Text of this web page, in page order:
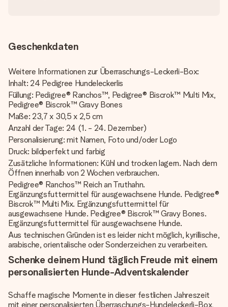
Geschenkdaten
Weitere Informationen zur Überraschungs-Leckerli-Box:
Inhalt: 24 Pedigree Hundeleckerlis
Füllung: Pedigree® Ranchos™, Pedigree® Biscrok™ Multi Mix,
Pedigree® Biscrok™ Gravy Bones
Maße: 23,7 x 30,5 x 2,5 cm
Anzahl der Tage: 24 (1. - 24. Dezember)
Personalisierung: mit Namen, Foto und/oder Logo
Druck: bildperfekt und farbig
Zusätzliche Informationen: Kühl und trocken lagern. Nach dem
Öffnen innerhalb von 2 Wochen verbrauchen.
Pedigree® Ranchos™ Reich an Truthahn.
Ergänzungsfuttermittel für ausgewachsene Hunde. Pedigree®
Biscrok™ Multi Mix. Ergänzungsfuttermittel für
ausgewachsene Hunde. Pedigree® Biscrok™ Gravy Bones.
Ergänzungsfuttermittel für ausgewachsene Hunde.
Aus technischen Gründen ist es leider nicht möglich, kyrillische,
arabische, orientalische oder Sonderzeichen zu verarbeiten.
Schenke deinem Hund täglich Freude mit einem
personalisierten Hunde-Adventskalender
Schaffe magische Momente in dieser festlichen Jahreszeit
mit einer personalisierten Überraschungs-Hundeleckerli-Box,